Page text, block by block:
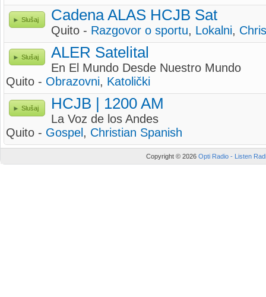
Slušaj Cadena ALAS HCJB Sat
Quito - Razgovor o sportu, Lokalni,
Slušaj ALER Satelital
En El Mundo Desde Nuestro Mundo
Quito - Obrazovni, Katolički
Slušaj HCJB | 1200 AM
La Voz de los Andes
Quito - Gospel , Christian Spanish
Copyright © 2026 Opti Radio - Listen